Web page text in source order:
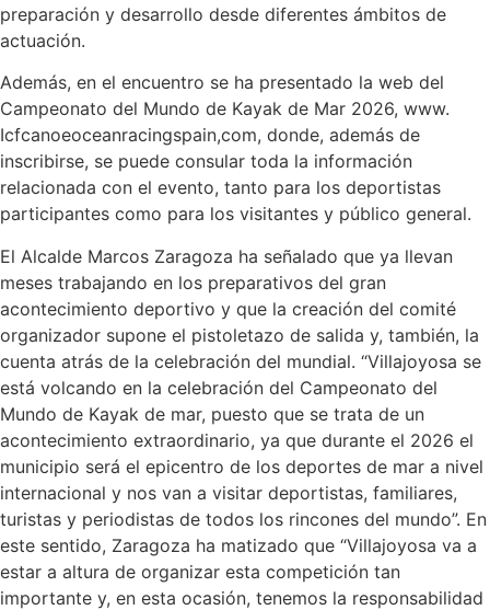
preparación y desarrollo desde diferentes ámbitos de
actuación.
Además, en el encuentro se ha presentado la web del
Campeonato del Mundo de Kayak de Mar 2026, www.
Icfcanoeoceanracingspain,com, donde, además de
inscribirse, se puede consular toda la información
relacionada con el evento, tanto para los deportistas
participantes como para los visitantes y público general.
El Alcalde Marcos Zaragoza ha señalado que ya llevan
meses trabajando en los preparativos del gran
acontecimiento deportivo y que la creación del comité
organizador supone el pistoletazo de salida y, también, la
cuenta atrás de la celebración del mundial. “Villajoyosa se
está volcando en la celebración del Campeonato del
Mundo de Kayak de mar, puesto que se trata de un
acontecimiento extraordinario, ya que durante el 2026 el
municipio será el epicentro de los deportes de mar a nivel
internacional y nos van a visitar deportistas, familiares,
turistas y periodistas de todos los rincones del mundo”. En
este sentido, Zaragoza ha matizado que “Villajoyosa va a
estar a altura de organizar esta competición tan
importante y, en esta ocasión, tenemos la responsabilidad